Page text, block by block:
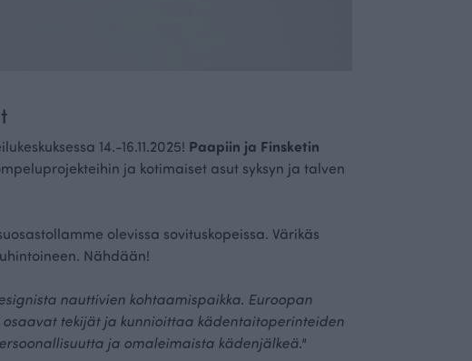
14.-16.11.2025! Paapiin ja Finsketin
ja kotimaiset asut syksyn ja talven
olevissa sovituskopeissa. Värikäs
Nähdään!
nauttivien kohtaamispaikka. Euroopan
tekijät ja kunnioittaa kädentaitoperinteiden
ja omaleimaista kädenjälkeä."